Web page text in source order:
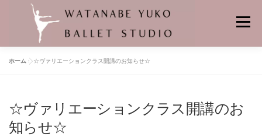
メニュー
悠子先生プロフィール バレエの先生 舞台の記憶 クラス
ホーム »☆ヴァリエーションクラス開講のお知らせ☆
☆ヴァリエーションクラス開講のお
知らせ☆